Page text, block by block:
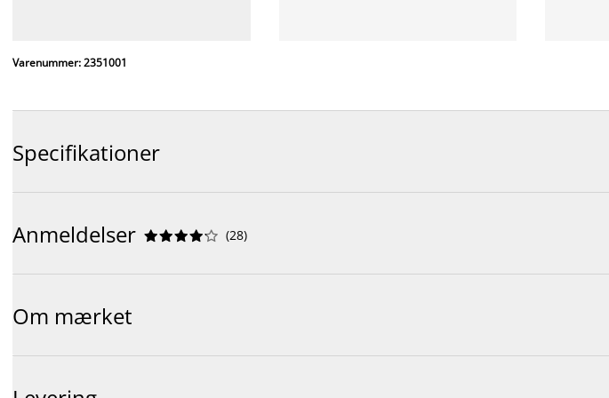
Varenummer: 2351001
Specifikationer
Anmeldelser 




 (28)
Om mærket